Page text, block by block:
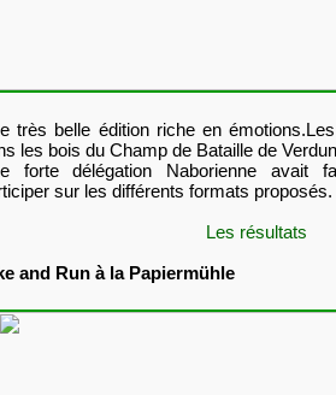
très belle édition riche en
les bois du Champ de Bataille de
forte délégation Naborienne avait
sur les différents formats proposés.
Les résultats
and Run à la Papiermühle